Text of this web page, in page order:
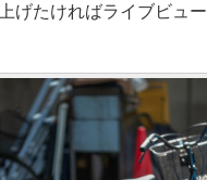
げたければライブビュ